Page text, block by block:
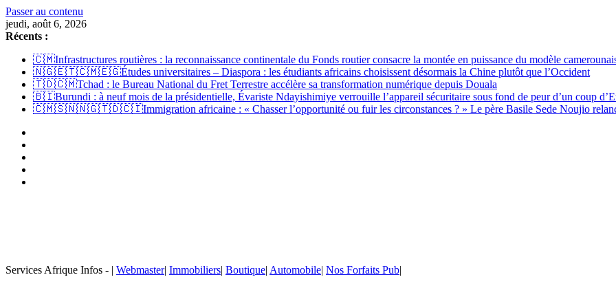
Passer au contenu
jeudi, août 6, 2026
Récents :
🇨🇲Infrastructures routières : la reconnaissance continentale du Fonds routier consacre la montée en puissance du modèle
🇳🇬🇪🇹🇨🇲🇪🇬Études universitaires – Diaspora : les étudiants africains choisissent désormais la Chine plutôt que l’Occident
🇹🇩🇨🇲Tchad : le Bureau National du Fret Terrestre accélère sa transformation numérique depuis Douala
🇧🇮Burundi : à neuf mois de la présidentielle, Évariste Ndayishimiye verrouille l’appareil sécuritaire sous fond de peur d’un coup
🇨🇲🇸🇳🇳🇬🇹🇩🇨🇮Immigration africaine : « Chasser l’opportunité ou fuir les circonstances ? » Le père Basile Sede Noujio relance
Services Afrique Infos - | Webmaster| Immobiliers| Boutique| Automobile| Nos Forfaits Pub|